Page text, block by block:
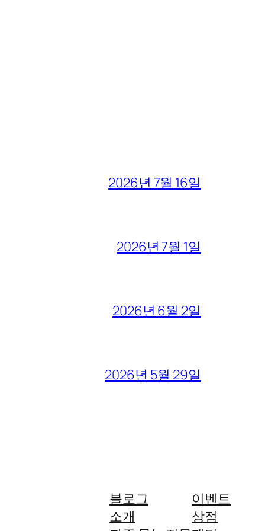
2026년 7월 16일
2026년 7월 1일
2026년 6월 2일
2026년 5월 29일
블로그
소개
이벤트
상점